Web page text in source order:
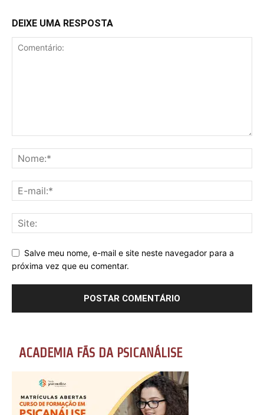
DEIXE UMA RESPOSTA
Salve meu nome, e-mail e site neste navegador para a
próxima vez que eu comentar.
ACADEMIA FÃS DA PSICANÁLISE